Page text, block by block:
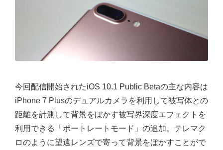
今回配信開始されたiOS 10.1 Public Betaの主な内容は
iPhone 7 Plusのデュアルカメラを利用して被写体との
距離を計測して背景をぼかす被写界深度エフェクトを
利用できる「ポートレートモード」の追加。テレマク
ロのように望遠レンズで寄って背景をぼかすことがで